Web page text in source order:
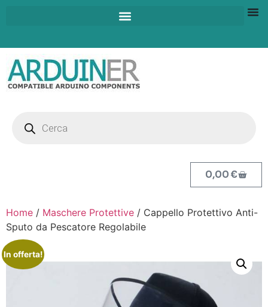
0,00€
Home / Maschere Protettive / Cappello Protettivo Anti-
Sputo da Pescatore Regolabile
In offerta!